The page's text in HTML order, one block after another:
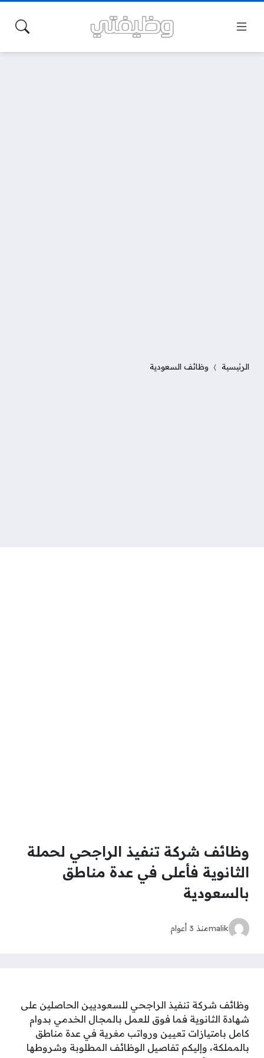
الرئيسية وظائف السعودية
وظائف شركة تنفيذ الراجحي لحملة
الثانوية فأعلى في عدة مناطق
بالسعودية
malikمنذ 3 أعوام
وظائف شركة تنفيذ الراجحي للسعوديين الحاصلين على
شهادة الثانوية فما فوق للعمل بالمجال الخدمي بدوام
كامل بامتيازات تعيين ورواتب مغرية في عدة مناطق
بالمملكة، وإليكم تفاصيل الوظائف المطلوبة وشروطها